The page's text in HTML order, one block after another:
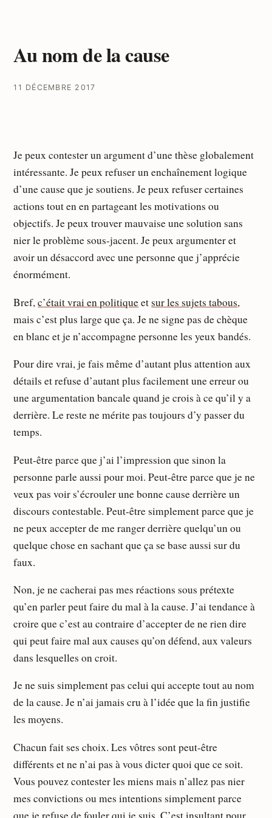
Au nom de la cause
11 DÉCEMBRE 2017
Je peux contester un argument d’une thèse globalement
intéressante. Je peux refuser un enchaînement logique
d’une cause que je soutiens. Je peux refuser certaines
actions tout en en partageant les motivations ou
objectifs. Je peux trouver mauvaise une solution sans
nier le problème sous-jacent. Je peux argumenter et
avoir un désaccord avec une personne que j’apprécie
énormément.
Bref,c’était vrai en politiqueetsur les sujets tabous,
mais c’est plus large que ça. Je ne signe pas de chèque
en blanc et je n’accompagne personne les yeux bandés.
Pour dire vrai, je fais même d’autant plus attention aux
détails et refuse d’autant plus facilement une erreur ou
une argumentation bancale quand je crois à ce qu’il y a
derrière. Le reste ne mérite pas toujours d’y passer du
temps.
Peut-être parce que j’ai l’impression que sinon la
personne parle aussi pour moi. Peut-être parce que je ne
veux pas voir s’écrouler une bonne cause derrière un
discours contestable. Peut-être simplement parce que je
ne peux accepter de me ranger derrière quelqu’un ou
quelque chose en sachant que ça se base aussi sur du
faux.
Non, je ne cacherai pas mes réactions sous prétexte
qu’en parler peut faire du mal à la cause. J’ai tendance à
croire que c’est au contraire d’accepter de ne rien dire
qui peut faire mal aux causes qu’on défend, aux valeurs
dans lesquelles on croit.
Je ne suis simplement pas celui qui accepte tout au nom
de la cause. Je n’ai jamais cru à l’idée que la fin justifie
les moyens.
Chacun fait ses choix. Les vôtres sont peut-être
différents et ne n’ai pas à vous dicter quoi que ce soit.
Vous pouvez contester les miens mais n’allez pas nier
mes convictions ou mes intentions simplement parce
que je refuse de fouler qui je suis. C’est insultant pour